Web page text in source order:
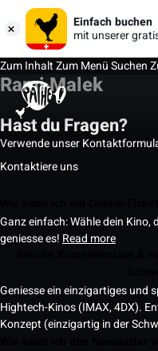
Einfach buchen
mit unserer
Zum InhaltZum MenüSuchen
Rami Malek
Hast du Fragen?
Verwende unser
Kontaktiere uns
Ganz einfach: Wähle dein Kino,
geniesse es! Read more
Geniesse ein einzigartiges und
Hightech-Kinos (IMAX, 4DX).
Konzept (einzigartig in der